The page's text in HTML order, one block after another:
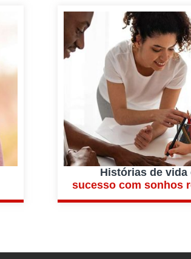
Histórias de vida
sucesso com sonhos